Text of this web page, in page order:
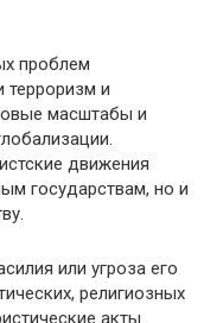
проблем
терроризм и
масштабы и
движения
государствам, но и
или угроза его
религиозных
акты